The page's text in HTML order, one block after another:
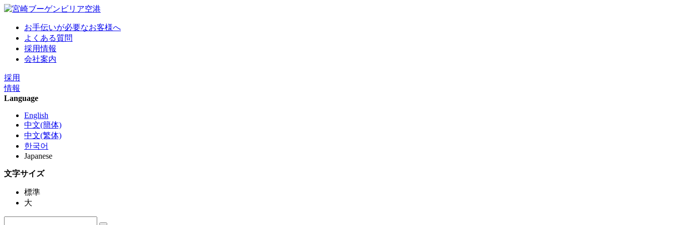
お手伝いが必要なお客様へ
よくある質問
採用情報
会社案内
採用
情報
Language
English
中文(簡体)
中文(繁体)
한국어
Japanese
文字サイズ
標準
大